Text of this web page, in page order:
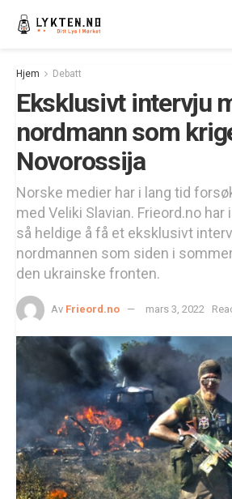
Hjem Debatt
Eksklusivt intervju
nordmann som
Novorossija
Norske medier har i lang tid
med Veliki Slavian. Frieord.no
så heldige å få et eksklusivt
nordmannen som siden i
den ukrainske fronten.
Av Frieord.no mars 3, 2022